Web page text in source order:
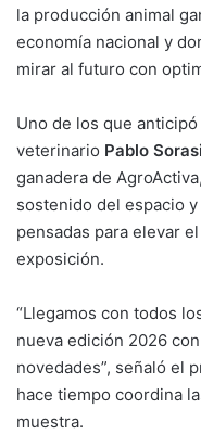
la producción animal
economía nacional y
mirar al futuro con
Uno de los que
veterinario Pablo
ganadera de
sostenido del espacio
pensadas para elevar
exposición.
“Llegamos con todos
nueva edición 2026
novedades”, señaló el
hace tiempo coordina
muestra.